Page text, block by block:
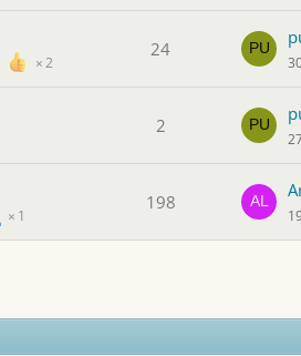
2
24
2
1
198